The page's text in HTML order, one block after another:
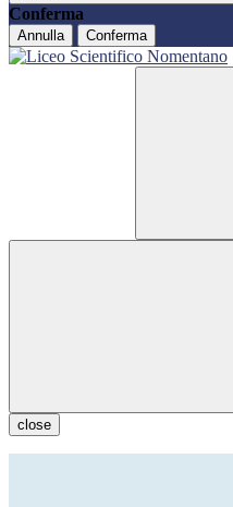
Conferma
Annulla Conferma
close